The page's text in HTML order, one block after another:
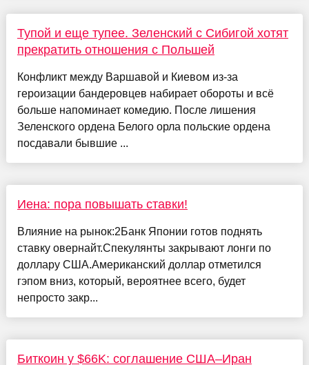
Тупой и еще тупее. Зеленский с Сибигой хотят
прекратить отношения с Польшей
Конфликт между Варшавой и Киевом из-за
героизации бандеровцев набирает обороты и всё
больше напоминает комедию. После лишения
Зеленского ордена Белого орла польские ордена
посдавали бывшие ...
Иена: пора повышать ставки!
Влияние на рынок:2Банк Японии готов поднять
ставку овернайт.Спекулянты закрывают лонги по
доллару США.Американский доллар отметился
гэпом вниз, который, вероятнее всего, будет
непросто закр...
Биткоин у $66K: соглашение США–Иран